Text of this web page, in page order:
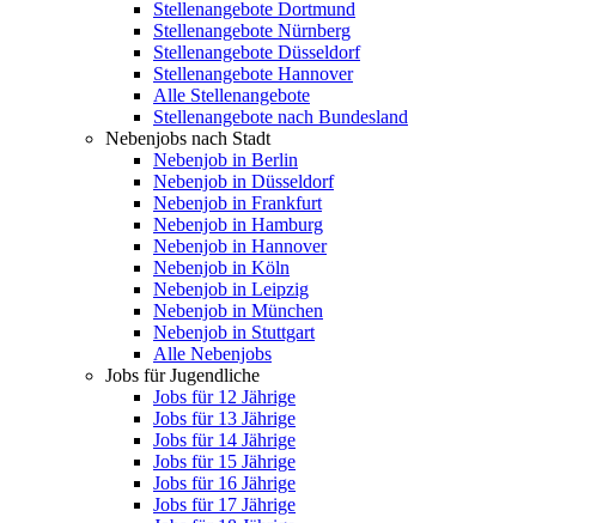
Stellenangebote Dortmund
Stellenangebote Nürnberg
Stellenangebote Düsseldorf
Stellenangebote Hannover
Alle Stellenangebote
Stellenangebote nach Bundesland
Nebenjobs nach Stadt
Nebenjob in Berlin
Nebenjob in Düsseldorf
Nebenjob in Frankfurt
Nebenjob in Hamburg
Nebenjob in Hannover
Nebenjob in Köln
Nebenjob in Leipzig
Nebenjob in München
Nebenjob in Stuttgart
Alle Nebenjobs
Jobs für Jugendliche
Jobs für 12 Jährige
Jobs für 13 Jährige
Jobs für 14 Jährige
Jobs für 15 Jährige
Jobs für 16 Jährige
Jobs für 17 Jährige